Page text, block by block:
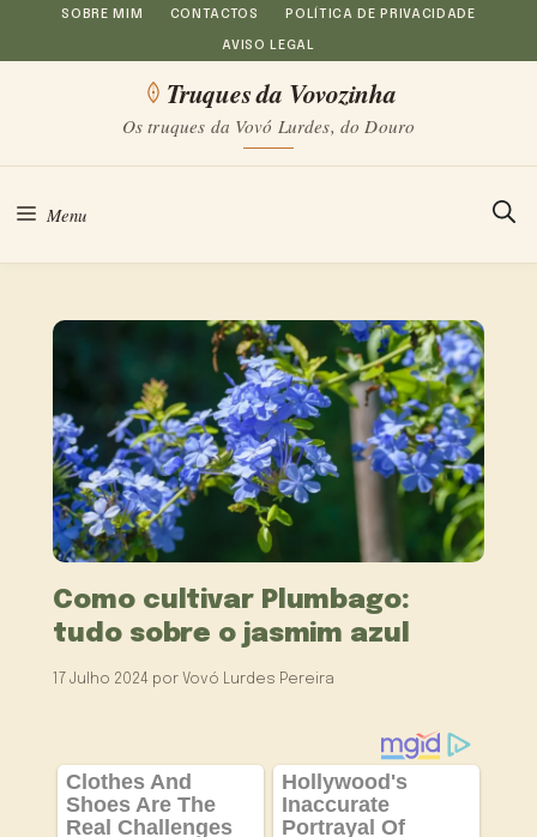
Saltar
para
conteúdo
SOBRE MIM CONTACTOS POLÍTICA DE PRIVACIDADE
AVISO LEGAL
Truques da Vovozinha
Os truques da Vovó Lurdes, do Douro
Menu
Como cultivar Plumbago:
tudo sobre o jasmim azul
17 Julho 2024 por Vovó Lurdes Pereira